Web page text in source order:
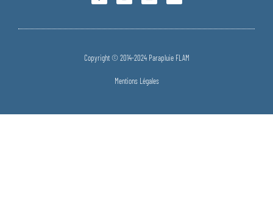
Copyright © 2014-2024 Parapluie FLAM
Mentions Légales